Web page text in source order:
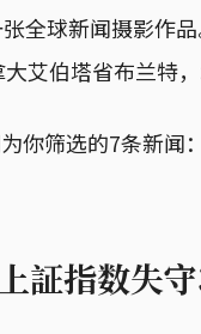
全球新闻摄影作
艾伯塔省布兰特，
你筛选的7条新闻：
証指数失